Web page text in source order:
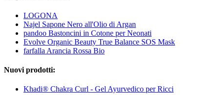
LOGONA
Najel Sapone Nero all'Olio di Argan
pandoo Bastoncini in Cotone per Neonati
Evolve Organic Beauty True Balance SOS Mask
farfalla Arancia Rossa Bio
Nuovi prodotti:
Khadi® Chakra Curl - Gel Ayurvedico per Ricci